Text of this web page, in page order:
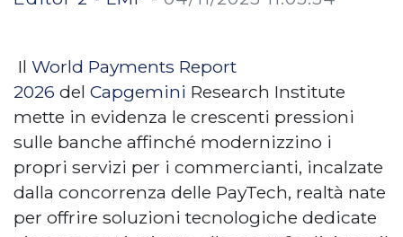
Il World Payments Report
2026 del Capgemini Research Institute
mette in evidenza le crescenti pressioni
sulle banche affinché modernizzino i
propri servizi per i commercianti, incalzate
dalla concorrenza delle PayTech, realtà nate
per offrire soluzioni tecnologiche dedicate